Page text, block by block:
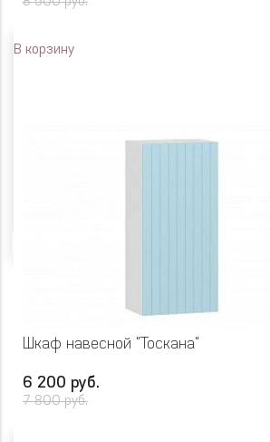
В корзину
Шкаф навесной "Тоскана"
6 200 руб.
7 800 руб.